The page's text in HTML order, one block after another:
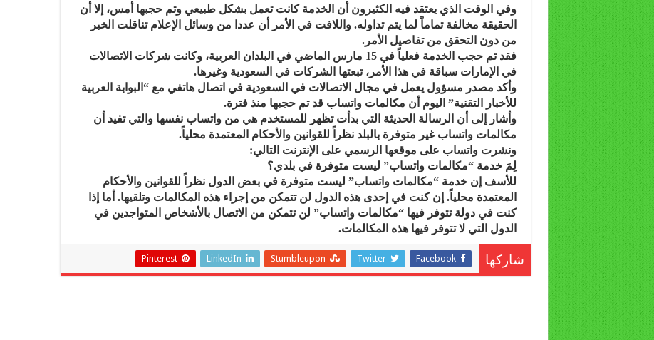
وفي الوقت الذي يعتقد فيه الكثيرون أن الخدمة كانت تعمل بشكل طبيعي وتم حجبها أمس، إلا أن
الحقيقة مخالفة تماماً لما يتم تداوله. واللافت في الأمر أن عددا من وسائل الإعلام تناقلت الخبر
من دون التحقق من تفاصيل الأمر.
فقد تم حجب الخدمة فعلياً في 15 مارس الماضي في البلدان العربية، وكانت شركات الاتصالات
في الإمارات سباقة في هذا الأمر، تبعتها الشركات في السعودية وغيرها.
وأكد مصدر مسؤول يعمل في مجال الاتصالات في السعودية في اتصال هاتفي مع “البوابة العربية
للأخبار التقنية” اليوم أن مكالمات واتساب قد تم حجبها منذ فترة.
وأشار إلى أن الرسالة الحديثة التي بدأت تظهر للمستخدم هي من واتساب نفسها والتي تفيد أن
مكالمات واتساب غير متوفرة بالبلد نظراً للقوانين والأحكام المعتمدة محلياً.
ونشرت واتساب على موقعها الرسمي على الإنترنت التالي:
لِمَ خدمة “مكالمات واتساب” ليست متوفرة في بلدي؟
للأسف إن خدمة “مكالمات واتساب” ليست متوفرة في بعض الدول نظراً للقوانين والأحكام
المعتمدة محلياً. إن كنت في إحدى هذه الدول لن تتمكن من إجراء هذه المكالمات وتلقيها. أما إذا
كنت في دولة تتوفر فيها “مكالمات واتساب” لن تتمكن من الاتصال بالأشخاص المتواجدين في
الدول التي لا تتوفر فيها هذه المكالمات.
شاركها Facebook
Twitter
Stumbleupon
LinkedIn
Pinterest